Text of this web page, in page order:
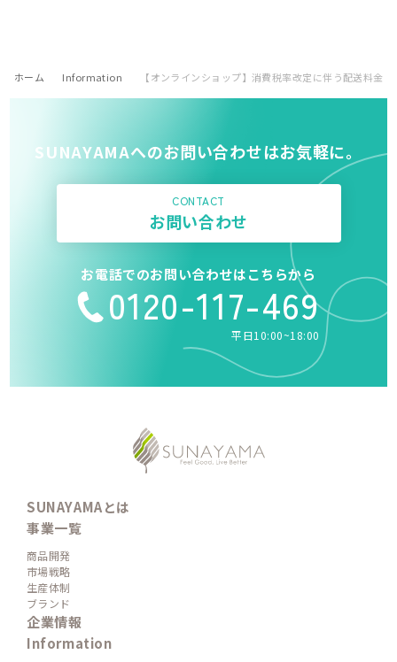
ホーム Information 【オンラインショップ】消費税率改定に伴う配送料金
SUNAYAMAへのお問い合わせはお気軽に。
CONTACT
お問い合わせ
お電話でのお問い合わせはこちらから
0120-117-469
平日10:00~18:00
SUNAYAMAとは
事業一覧
商品開発
市場戦略
生産体制
ブランド
企業情報
Information